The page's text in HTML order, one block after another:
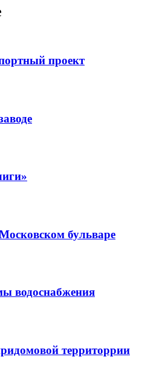
проект
бульваре
водоснабжения
территоррии